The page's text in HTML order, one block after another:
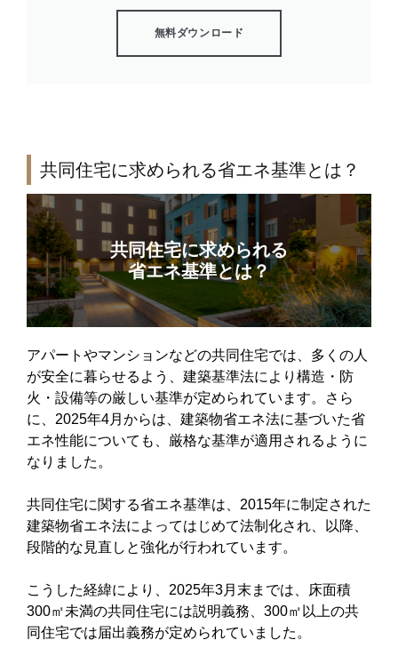
無料ダウンロード
共同住宅に求められる省エネ基準とは？
共同住宅に求められる
省エネ基準とは？
アパートやマンションなどの共同住宅では、多くの人
が安全に暮らせるよう、建築基準法により構造・防
火・設備等の厳しい基準が定められています。さら
に、2025年4月からは、建築物省エネ法に基づいた省
エネ性能についても、厳格な基準が適用されるように
なりました。
共同住宅に関する省エネ基準は、2015年に制定された
建築物省エネ法によってはじめて法制化され、以降、
段階的な見直しと強化が行われています。
こうした経緯により、2025年3月末までは、床面積
300㎡未満の共同住宅には説明義務、300㎡以上の共
同住宅では届出義務が定められていました。